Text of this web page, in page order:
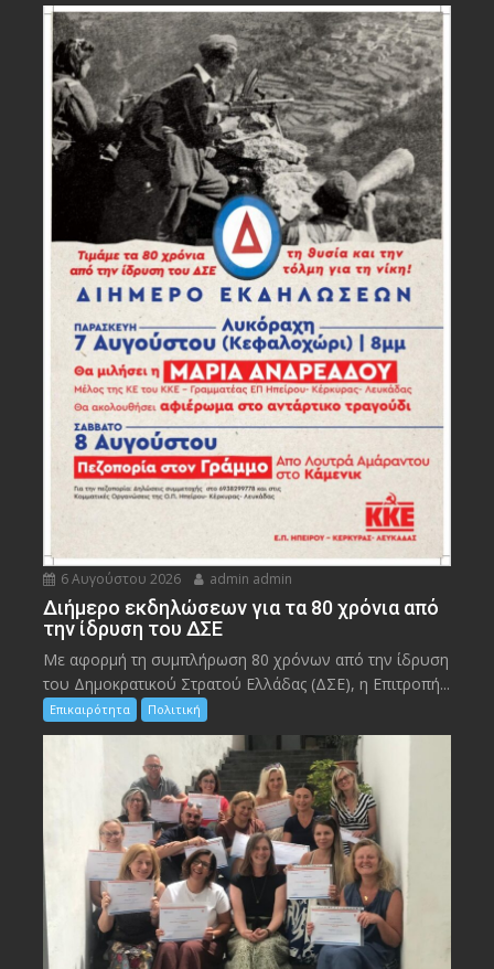
6 Αυγούστου 2026 admin admin
Διήμερο εκδηλώσεων για τα 80 χρόνια από
την ίδρυση του ΔΣΕ
Με αφορμή τη συμπλήρωση 80 χρόνων από την ίδρυση
του Δημοκρατικού Στρατού Ελλάδας (ΔΣΕ), η Επιτροπή...
Επικαιρότητα Πολιτική